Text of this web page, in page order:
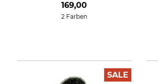
169,00
2 Farben
SALE